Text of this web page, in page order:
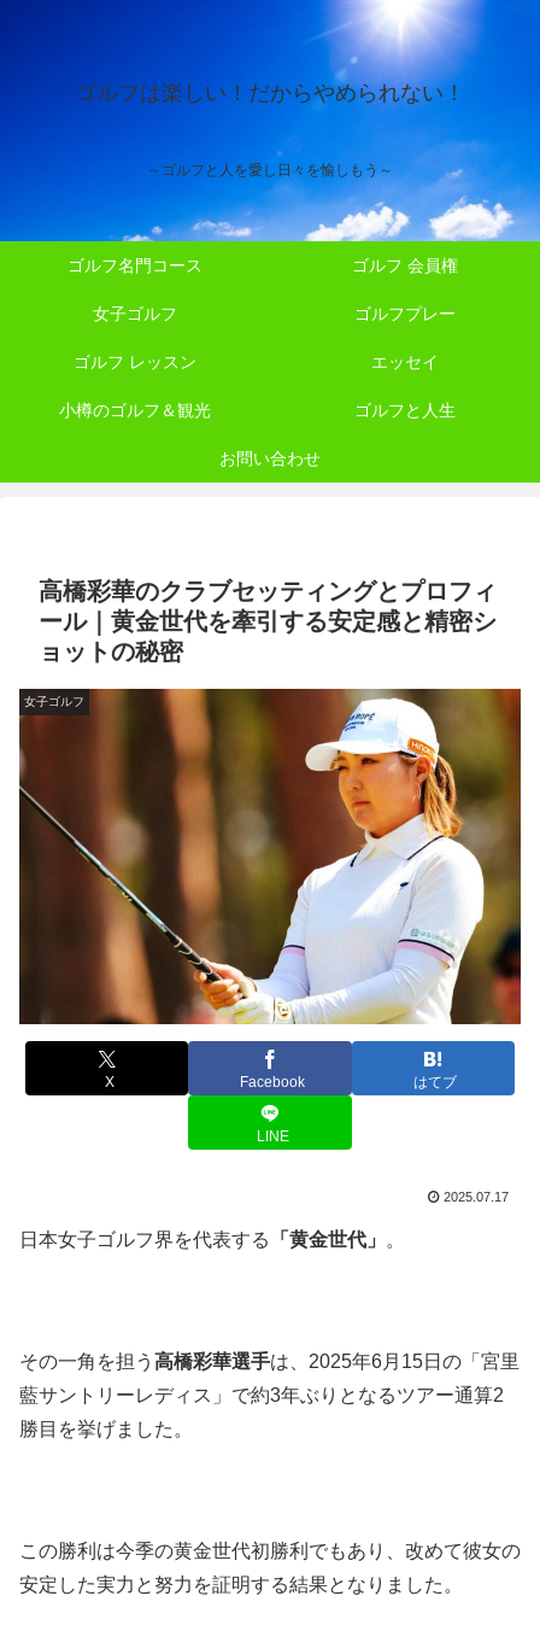
ゴルフは楽しい！だからやめられない！
～ゴルフと人を愛し日々を愉しもう～
ゴルフ名門コース ゴルフ 会員権
女子ゴルフ ゴルフプレー
ゴルフ レッスン エッセイ
小樽のゴルフ＆観光 ゴルフと人生
お問い合わせ
高橋彩華のクラブセッティングとプロフィ
ール｜黄金世代を牽引する安定感と精密シ
ョットの秘密
女子ゴルフ
X Facebook はてブ
LINE
2025.07.17
日本女子ゴルフ界を代表する 「黄金世代」 。
その一角を担う 高橋彩華選手は、2025年6月15日の「宮里
藍サントリーレディス」で約3年ぶりとなるツアー通算2
勝目を挙げました。
この勝利は今季の黄金世代初勝利でもあり、改めて彼女の
安定した実力と努力を証明する結果となりました。